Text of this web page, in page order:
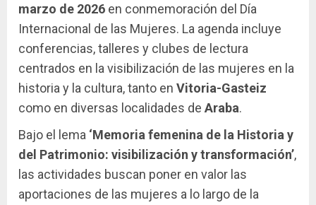
marzo de 2026 en conmemoración del Día
Internacional de las Mujeres. La agenda incluye
conferencias, talleres y clubes de lectura
centrados en la visibilización de las mujeres en la
historia y la cultura, tanto en Vitoria-Gasteiz
como en diversas localidades de Araba.
Bajo el lema ‘Memoria femenina de la Historia y
del Patrimonio: visibilización y transformación’,
las actividades buscan poner en valor las
aportaciones de las mujeres a lo largo de la